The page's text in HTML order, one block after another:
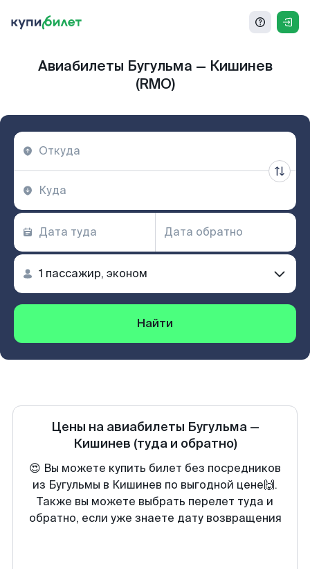
Авиабилеты Бугульма — Кишинев
(RMO)
Найти
Цены на авиабилеты Бугульма—
Кишинев (туда и обратно)
😍 Вы можете купить билет без посредников
из Бугульмы в Кишинев по выгодной цене🙌.
Также вы можете выбрать перелет туда и
обратно, если уже знаете дату возвращения